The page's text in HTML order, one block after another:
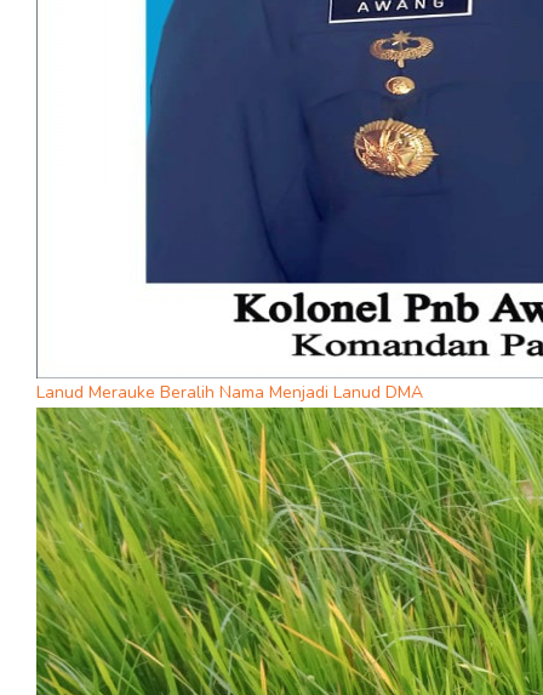
Lanud Merauke Beralih Nama Menjadi Lanud DMA